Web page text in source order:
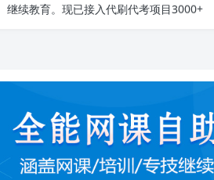
继续教育。现已接入代刷代考项目3000+